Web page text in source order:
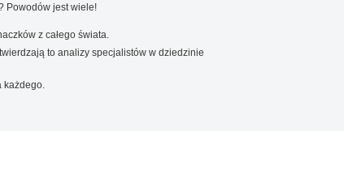
Powodów jest wiele!
z całego świata.
to analizy specjalistów w dziedzinie
każdego.